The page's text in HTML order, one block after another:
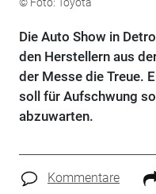
Die Auto Show in
den Herstellern aus
der Messe die Treue.
soll für Aufschwung
abzuwarten.
Kommentare